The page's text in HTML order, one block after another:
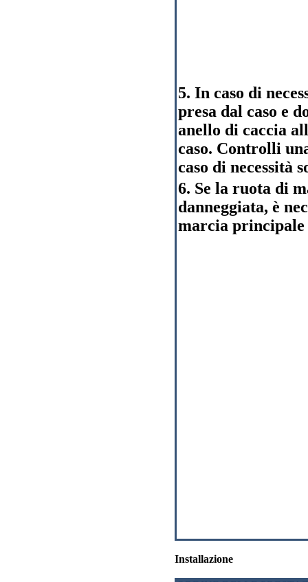
5. In caso di
presa dal caso e
anello di caccia
caso. Controlli
caso di necessità
6. Se la ruota di
danneggiata, è
marcia principale
Installazione